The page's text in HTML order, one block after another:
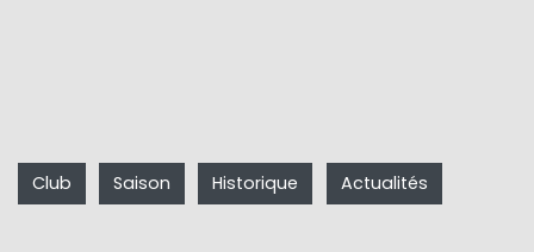
Club Saison Historique Actualités